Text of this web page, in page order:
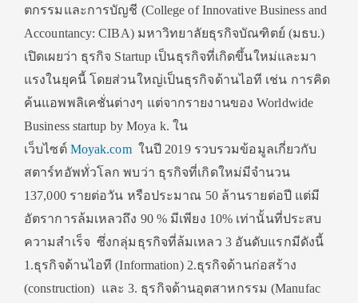
ตกรรมและการบัญชี (College of Innovative Business and
Accountancy: CIBA) มหาวิทยาลัยธุรกิจบัณฑิตย์ (มธบ.)
เปิดเผยว่า ธุรกิจ Startup เป็นธุรกิจที่เกิดขึ้นใหม่และมา
แรงในยุคนี้ โดยส่วนใหญ่เป็นธุรกิจด้านไอที เช่น การคิด
ค้นแอพพลิเคชั่นต่างๆ แต่จากรายงานของWorldwide
Business startup by Moya k. ใน
เว็บไซต์ Moyak.com ในปี 2019 รวบรวมข้อมูลเกี่ยวกับ
สตาร์ทอัพทั่วโลก พบว่า ธุรกิจที่เกิดใหม่มีจำนวน
137,000 รายต่อวัน หรือประมาณ 50 ล้านรายต่อปี แต่มี
อัตราการล้มเหลวถึง 90 % มีเพียง 10% เท่านั้นที่ประสบ
ความสำเร็จ ซึ่งกลุ่มธุรกิจที่ล้มเหลว 3อันดับแรกมีดังนี้
1.ธุรกิจด้านไอที (Information) 2.ธุรกิจด้านก่อสร้าง
(construction) และ 3. ธุรกิจด้านอุตสาหกรรม (Manufac